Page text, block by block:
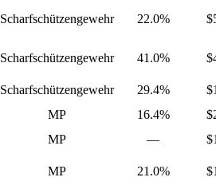
Scharfschützengewehr 22.0%
Scharfschützengewehr 41.0%
Scharfschützengewehr 29.4%
MP 16.4%
MP —
MP 21.0%